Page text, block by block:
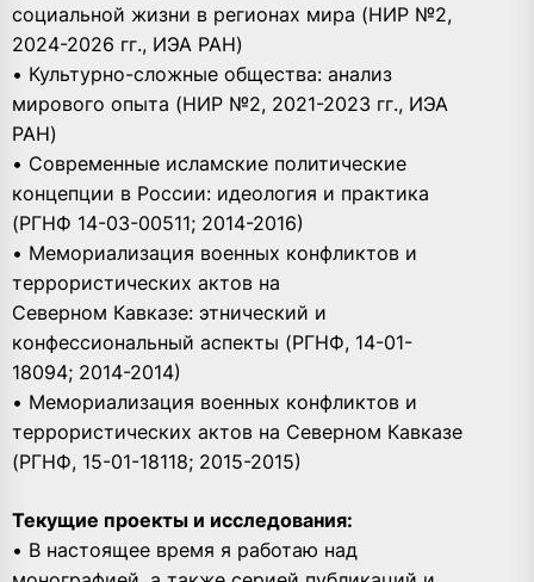
социальной жизни в регионах мира (НИР №2,
2024-2026 гг., ИЭА РАН)
• Культурно-сложные общества: анализ
мирового опыта (НИР №2, 2021-2023 гг., ИЭА
РАН)
• Современные исламские политические
концепции в России: идеология и практика
(РГНФ 14-03-00511; 2014-2016)
• Мемориализация военных конфликтов и
террористических актов на
Северном Кавказе: этнический и
конфессиональный аспекты (РГНФ, 14-01-
18094; 2014-2014)
• Мемориализация военных конфликтов и
террористических актов на Северном Кавказе
(РГНФ, 15-01-18118; 2015-2015)
Текущие проекты и исследования:
• В настоящее время я работаю над